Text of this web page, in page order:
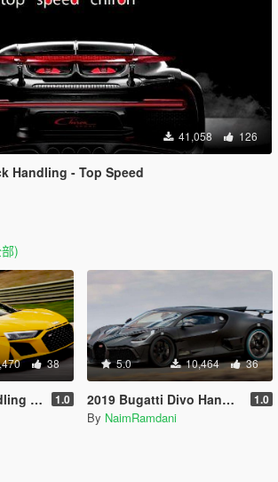
41,058 126
Handling - Top Speed
)
38
1.0
5.0 10,464 36
2019 Bugatti Divo Handling and Sounds 1.0
By NaimRamdani